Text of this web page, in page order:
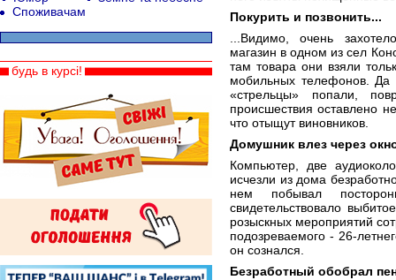
Покурить и позвонить...
...Видимо, очень
магазин в одном из сел
там товара они взяли
мобильных телефонов.
«стрельцы» попали,
происшествия оставлено
что отыщут виновников.
Домушник влез через
Компьютер, две
исчезли из дома
нем побывал
свидетельствовало
розыскных мероприятий
подозреваемого - 26-
он сознался.
Безработный обобрал
Споживачам
будь в курсі!